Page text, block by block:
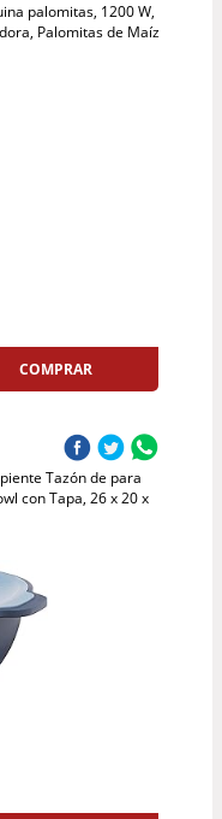
palomitas, 1200 W,
Palomitas de Maíz
COMPRAR
Tazón de para
con Tapa, 26 x 20 x